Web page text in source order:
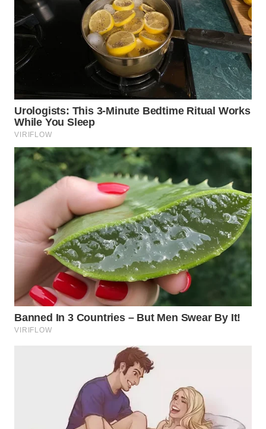
WN
DEPOK
WN
SAMOSIR
WN
PADANG
LAWAS
SUMEDANG
WN
CIANJUR
WN
KEPULAUAN
SERIBU